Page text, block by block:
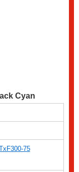
Cyan
75